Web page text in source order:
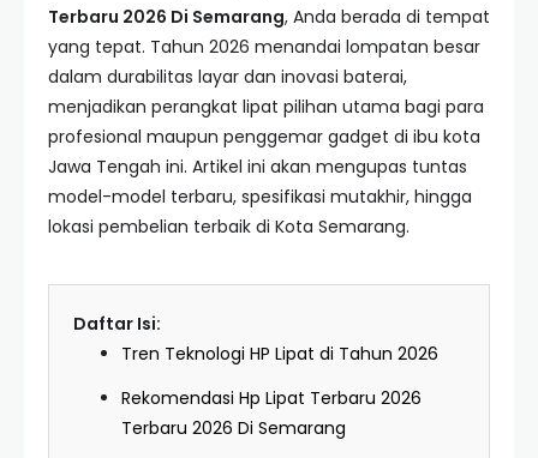
Terbaru 2026 Di Semarang, Anda berada di tempat
yang tepat. Tahun 2026 menandai lompatan besar
dalam durabilitas layar dan inovasi baterai,
menjadikan perangkat lipat pilihan utama bagi para
profesional maupun penggemar gadget di ibu kota
Jawa Tengah ini. Artikel ini akan mengupas tuntas
model-model terbaru, spesifikasi mutakhir, hingga
lokasi pembelian terbaik di Kota Semarang.
Daftar Isi:
Tren Teknologi HP Lipat di Tahun 2026
Rekomendasi Hp Lipat Terbaru 2026
Terbaru 2026 Di Semarang